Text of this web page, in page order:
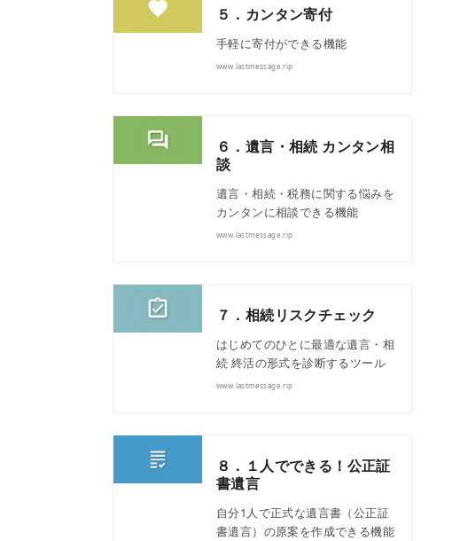
５．カンタン寄付
手軽に寄付ができる機能
www.lastmessage.rip
６．遺言・相続 カンタン相
談
遺言・相続・税務に関する悩みを
カンタンに相談できる機能
www.lastmessage.rip
７．相続リスクチェック
はじめてのひとに最適な遺言・相
続 終活の形式を診断するツール
www.lastmessage.rip
８．１人でできる！公正証
書遺言
自分1人で正式な遺言書（公正証
書遺言）の原案を作成できる機能